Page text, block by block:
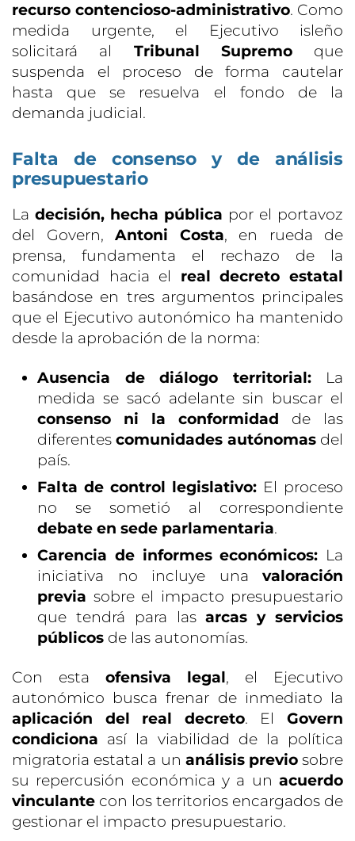
recurso contencioso-administrativo. Como
medida urgente, el Ejecutivo isleño
solicitará al Tribunal Supremoque
suspenda el proceso de forma cautelar
hasta que se resuelva el fondo de la
demanda judicial.
Falta de consenso y de análisis
presupuestario
La decisión, hecha pública por el portavoz
del Govern, Antoni Costa, en rueda de
prensa, fundamenta el rechazo de la
comunidad hacia el real decreto estatal
basándose en tres argumentos principales
que el Ejecutivo autonómico ha mantenido
desde la aprobación de la norma:
Ausencia de diálogo territorial:La
medida se sacó adelante sin buscar el
consenso ni la conformidad de las
diferentescomunidades autónomasdel
país.
Falta de control legislativo: El proceso
no se sometió al correspondiente
debate en sede parlamentaria.
Carencia de informes económicos: La
iniciativa no incluye una valoración
previa sobre el impacto presupuestario
que tendrá para lasarcas y servicios
públicos de las autonomías.
Con esta ofensiva legal, el Ejecutivo
autonómico busca frenar de inmediato la
aplicación del real decreto. ElGovern
condiciona así la viabilidad de la política
migratoria estatal a un análisis previosobre
su repercusión económica y a un acuerdo
vinculante con los territorios encargados de
gestionar el impacto presupuestario.